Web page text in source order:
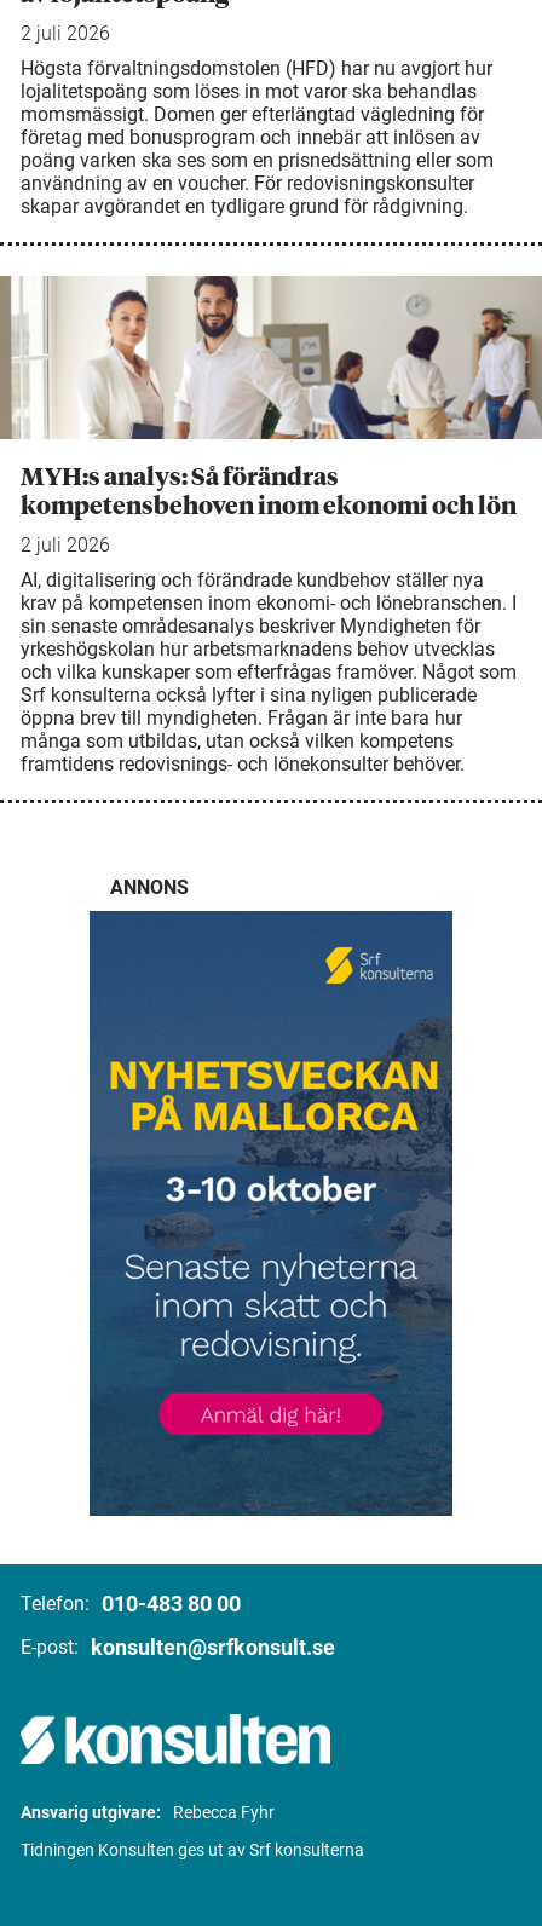
2 juli 2026
Högsta förvaltningsdomstolen (HFD) har nu avgjort hur
lojalitetspoäng som löses in mot varor ska behandlas
momsmässigt. Domen ger efterlängtad vägledning för
företag med bonusprogram och innebär att inlösen av
poäng varken ska ses som en prisnedsättning eller som
användning av en voucher. För redovisningskonsulter
skapar avgörandet en tydligare grund för rådgivning.
MYH:s analys: Så förändras
kompetensbehoven inom ekonomi och lön
2 juli 2026
AI, digitalisering och förändrade kundbehov ställer nya
krav på kompetensen inom ekonomi- och lönebranschen. I
sin senaste områdesanalys beskriver Myndigheten för
yrkeshögskolan hur arbetsmarknadens behov utvecklas
och vilka kunskaper som efterfrågas framöver. Något som
Srf konsulterna också lyfter i sina nyligen publicerade
öppna brev till myndigheten. Frågan är inte bara hur
många som utbildas, utan också vilken kompetens
framtidens redovisnings- och lönekonsulter behöver.
ANNONS
Telefon: 010-483 80 00
E-post: konsulten@srfkonsult.se
Ansvarig utgivare:
Rebecca Fyhr
Tidningen Konsulten ges ut av Srf konsulterna